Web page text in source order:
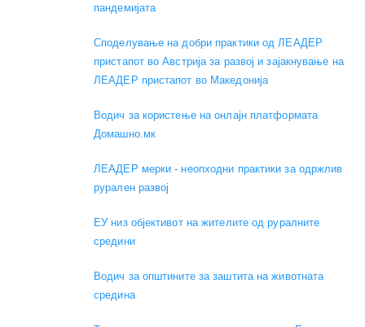
пандемијата
Споделување на добри практики од ЛЕАДЕР
пристапот во Австрија за развој и зајакнување на
ЛЕАДЕР пристапот во Македонија
Водич за користење на онлајн платформата
Домашно.мк
ЛЕАДЕР мерки - неопходни практики за одржлив
рурален развој
ЕУ низ објективот на жителите од руралните
средини
Водич за општините за заштита на животната
средина